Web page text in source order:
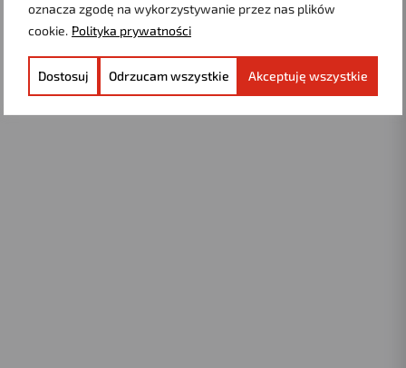
oznacza zgodę na wykorzystywanie przez nas plików
cookie. Polityka prywatności
Dostosuj Odrzucam wszystkie Akceptuję wszystkie